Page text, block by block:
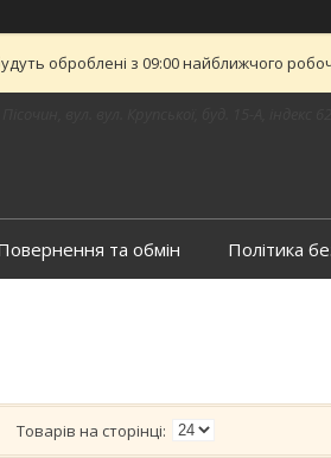
оброблені з 09:00 найближчого
та обмін Політика